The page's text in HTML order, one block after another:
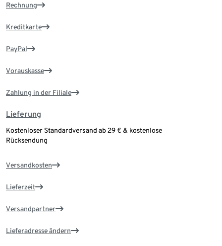
Rechnung
Kreditkarte
PayPal
Vorauskasse
Zahlung in der Filiale
Lieferung
Kostenloser Standardversand ab 29 € & kostenlose
Rücksendung
Versandkosten
Lieferzeit
Versandpartner
Lieferadresse ändern